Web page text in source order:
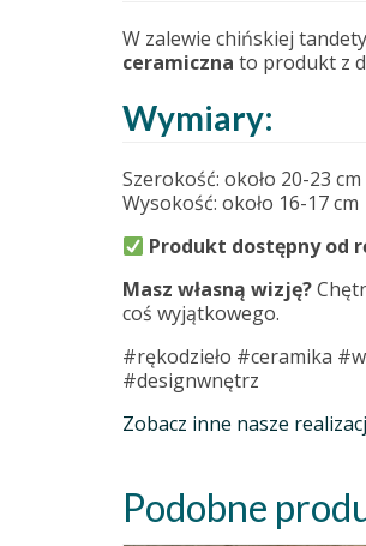
W zalewie chińskiej
ceramiczna to produkt z
Wymiary:
Szerokość: około 20-23 cm
Wysokość: około 16-17 cm
Produkt dostępny od
Masz własną wizję?
coś wyjątkowego.
#rękodzieło #ceramika
#designwnętrz
Zobacz inne nasze
Podobne